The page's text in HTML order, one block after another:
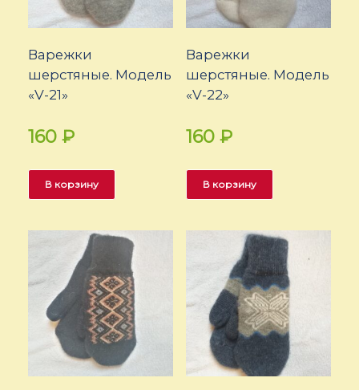
Варежки
шерстяные. Модель
«V-21»
160 ₽
В корзину
Варежки
шерстяные. Модель
«V-22»
160 ₽
В корзину